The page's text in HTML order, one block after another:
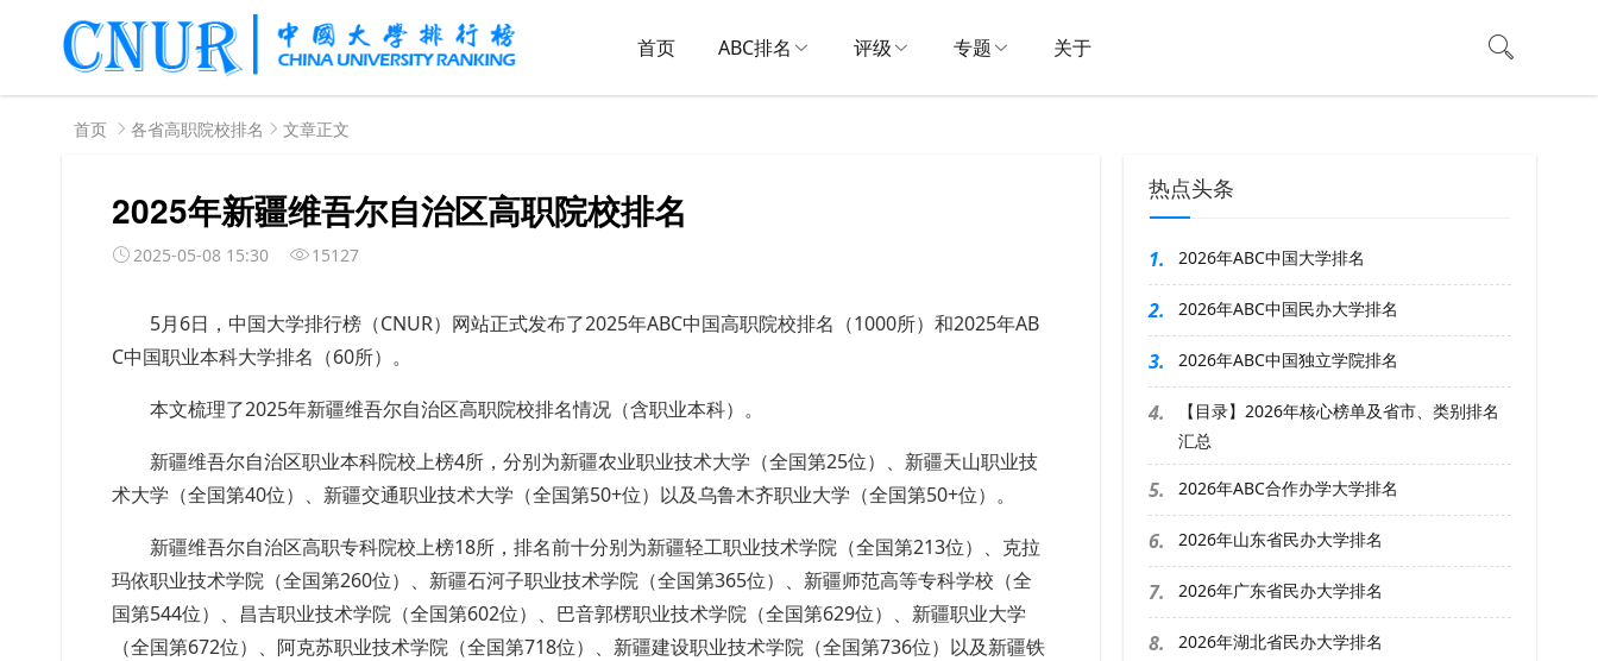
首页 ABC排名 评级 专题 关于
首页 各省高职院校排名 文章正文
2025年新疆维吾尔自治区高职院校排名
2025-05-08 15:30 15127
5月6日，中国大学排行榜（CNUR）网站正式发布了2025年ABC中国高职院校排名（1000所）和2025年AB
C中国职业本科大学排名 （60所）。
本文梳理了2025年新疆维吾尔自治区高职院校排名情况（含职业本科）。
新疆维吾尔自治区职业本科院校上榜4所，分别为新疆农业职业技术大学（全国第25位）、新疆天山职业技
术大学（全国第40位）、新疆交通职业技术大学（全国第50+位）以及乌鲁木齐职业大学（全国第50+位）。
新疆维吾尔自治区高职专科院校上榜18所，排名前十分别为新疆轻工职业技术学院（全国第213位）、克拉
玛依职业技术学院（全国第260位）、新疆石河子职业技术学院（全国第365位）、新疆师范高等专科学校（全
国第544位）、昌吉职业技术学院（全国第602位）、巴音郭楞职业技术学院（全国第629位）、新疆职业大学
（全国第672位）、阿克苏职业技术学院（全国第718位）、新疆建设职业技术学院（全国第736位）以及新疆铁
热点头条
1. 2026年ABC中国大学排名
2. 2026年ABC中国民办大学排名
3. 2026年ABC中国独立学院排名
4.
【目录】2026年核心榜单及省市、类别排名
汇总
5. 2026年ABC合作办学大学排名
6. 2026年山东省民办大学排名
7. 2026年广东省民办大学排名
8. 2026年湖北省民办大学排名